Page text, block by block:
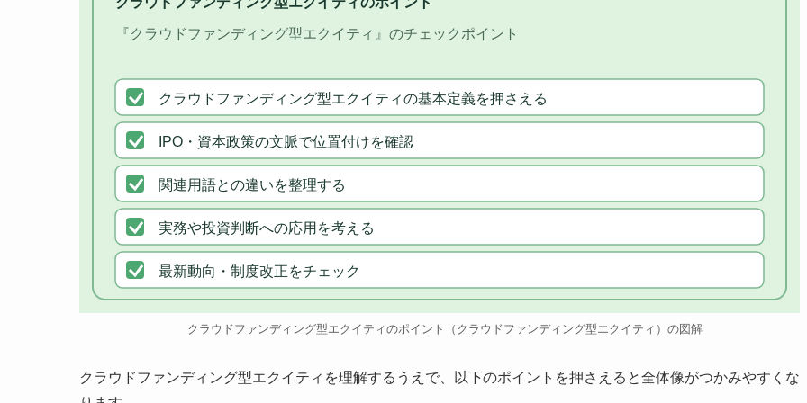
『クラウドファンディング型エクイティ』のチェックポイント
クラウドファンディング型エクイティの基本定義を押さえる
IPO・資本政策の文脈で位置付けを確認
関連用語との違いを整理する
実務や投資判断への応用を考える
最新動向・制度改正をチェック
クラウドファンディング型エクイティのポイント（クラウドファンディング型エクイティ）の図解
クラウドファンディング型エクイティを理解するうえで、以下のポイントを押さえると全体像がつかみやすくな